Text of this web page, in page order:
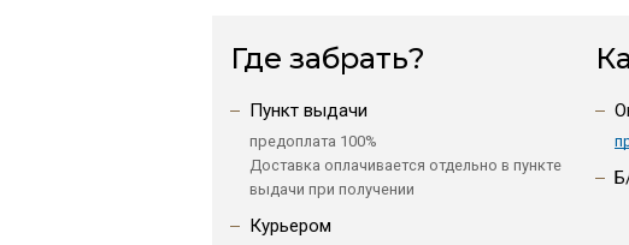
Где забрать?
Пункт выдачи
предоплата 100%
Доставка оплачивается отдельно в пункте
выдачи при получении
Курьером